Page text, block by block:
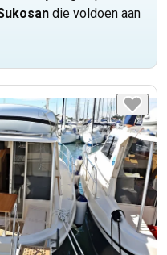
die voldoen aan